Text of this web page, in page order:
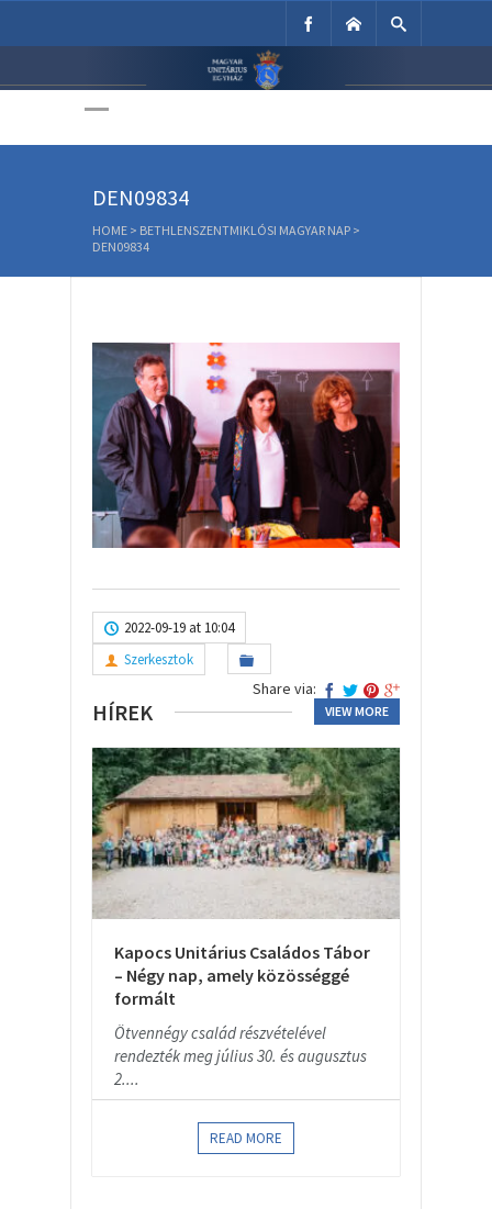
Unitárius Egyház
DEN09834
HOME > BETHLENSZENTMIKLÓSI MAGYAR NAP >
DEN09834
2022-09-19 at 10:04
Szerkesztok
Share via:
HÍREK VIEW MORE
Kapocs Unitárius Családos Tábor
– Négy nap, amely közösséggé
formált
Ötvennégy család részvételével
rendezték meg július 30. és augusztus
2....
READ MORE